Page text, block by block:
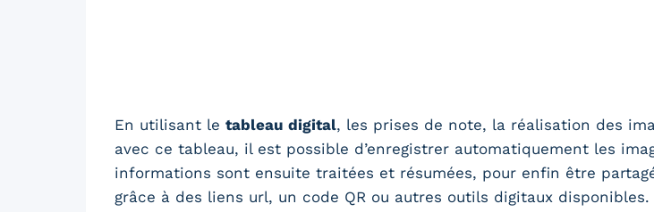
En utilisant le tableau digital, les prises de note, la réalisation des
avec ce tableau, il est possible d’enregistrer automatiquement les
informations sont ensuite traitées et résumées, pour enfin être
grâce à des liens url, un code QR ou autres outils digitaux disponibles.